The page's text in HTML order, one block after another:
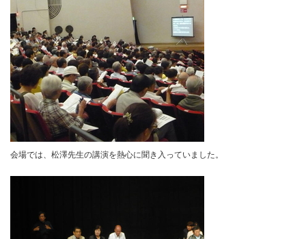
会場では、松澤先生の講演を熱心に聞き入っていました。